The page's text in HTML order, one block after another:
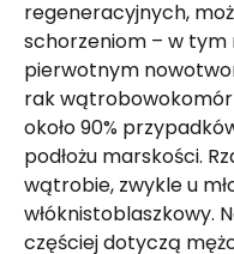
Kompendium
Badania kliniczne
Narodowa Strategia
Wyszukiwarka
regeneracyjnych,
schorzeniom – w
pierwotnym
rak
około 90%
podłożu marskości.
wątrobie, zwykle u
włóknistoblaszkowy.
częściej dotyczą